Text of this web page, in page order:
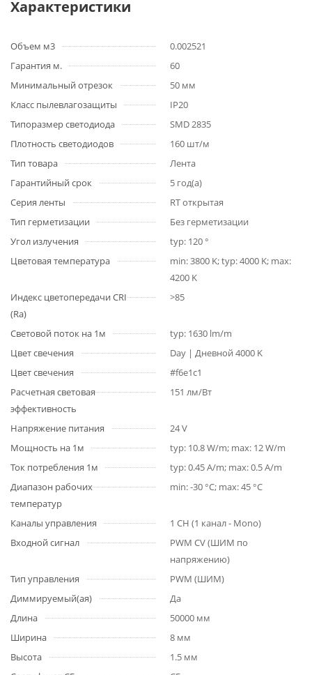
Характеристики
Объем м3
0.002521
Гарантия м.
60
Минимальный отрезок
50 мм
Класс пылевлагозащиты
IP20
Типоразмер светодиода
SMD 2835
Плотность светодиодов
160 шт/м
Тип товара
Лента
Гарантийный срок
5 год(а)
Серия ленты
RT открытая
Тип герметизации
Без герметизации
Угол излучения
typ: 120 °
Цветовая температура
min: 3800 K; typ: 4000 K; max:
4200 K
Индекс цветопередачи CRI
(Ra)
>85
Световой поток на 1м
typ: 1630 lm/m
Цвет свечения
Day | Дневной 4000 K
Цвет свечения
#f6e1c1
Расчетная световая
эффективность
151 лм/Вт
Напряжение питания
24 V
Мощность на 1м
typ: 10.8 W/m; max: 12 W/m
Ток потребления 1м
typ: 0.45 A/m; max: 0.5 A/m
Диапазон рабочих
температур
min: -30 °C; max: 45 °C
Каналы управления
1 CH (1 канал - Mono)
Входной сигнал
PWM СV (ШИМ по
напряжению)
Тип управления
PWM (ШИМ)
Диммируемый(ая)
Да
Длина
50000 мм
Ширина
8 мм
Высота
1.5 мм